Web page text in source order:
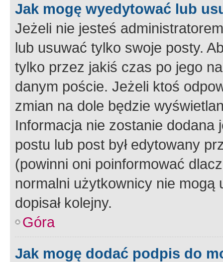
Jak mogę wyedytować lub
Jeżeli nie jesteś
lub usuwać tylko swoje posty.
tylko przez jakiś czas po jego
danym poście. Jeżeli ktoś
zmian na dole będzie
Informacja nie zostanie dodana
postu lub post był edytowany
(powinni oni poinformować
normalni użytkownicy nie
dopisał kolejny.
Góra
Jak mogę dodać podpis do